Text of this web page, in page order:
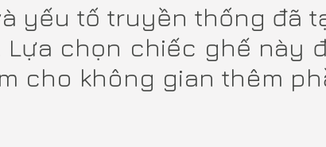
yếu tố truyền thống đã
Lựa chọn chiếc ghế này
cho không gian thêm